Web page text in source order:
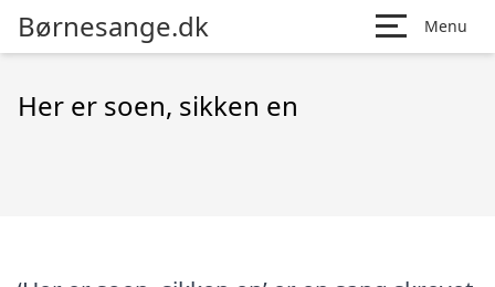
Børnesange.dk Menu
Her er soen, sikken en